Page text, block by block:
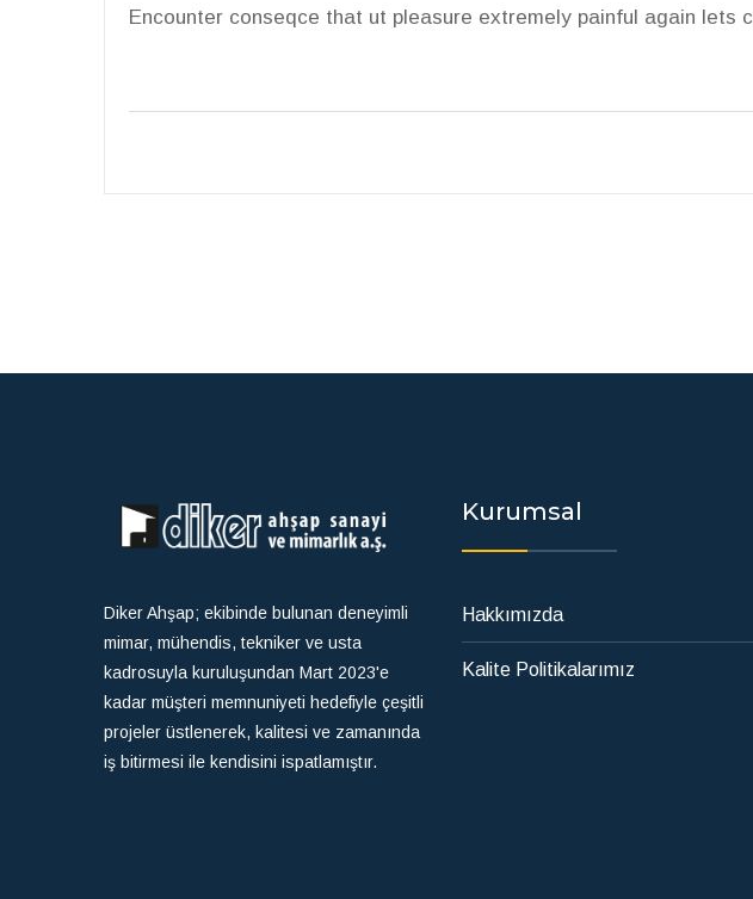
Encounter conseqce that ut pleasure extremely painful again lets
Diker Ahşap; ekibinde bulunan deneyimli
mimar, mühendis, tekniker ve usta
kadrosuyla kuruluşundan Mart 2023'e
kadar müşteri memnuniyeti hedefiyle çeşitli
projeler üstlenerek, kalitesi ve zamanında
iş bitirmesi ile kendisini ispatlamıştır.
Kurumsal
Hakkımızda
Kalite Politikalarımız